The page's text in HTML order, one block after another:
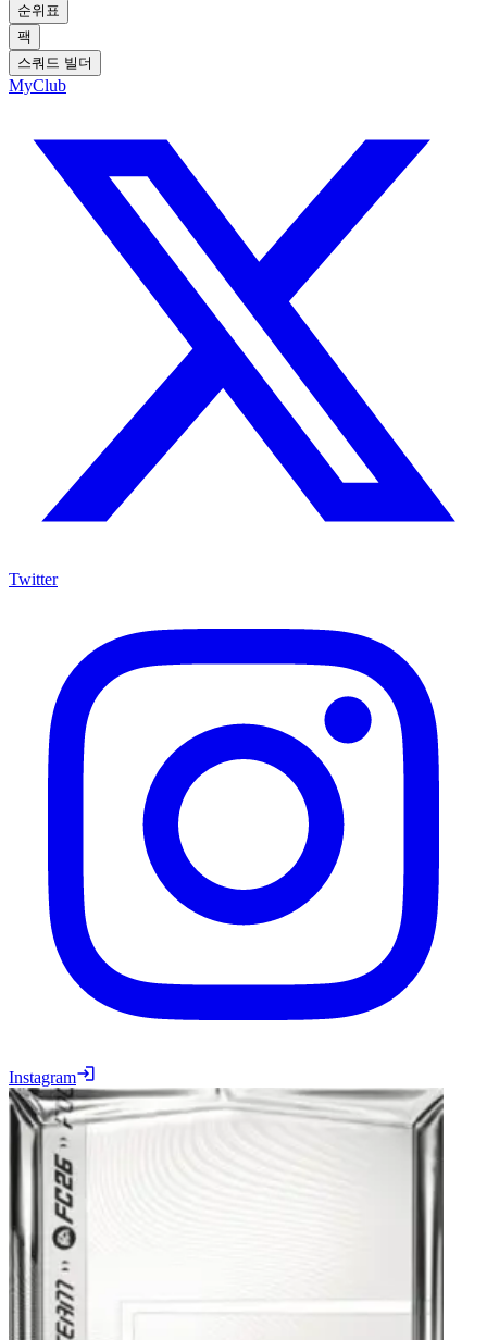
순위표
팩
스쿼드 빌더
MyClub
Twitter
Instagram